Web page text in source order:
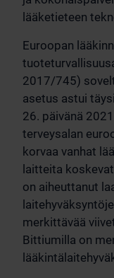
lääketieteen
Euroopan
2017/745)
asetus astui
26. päivänä
terveysalan
korvaa vanhat
laitteita
on aiheuttanut
merkittävää
Bittiumilla on